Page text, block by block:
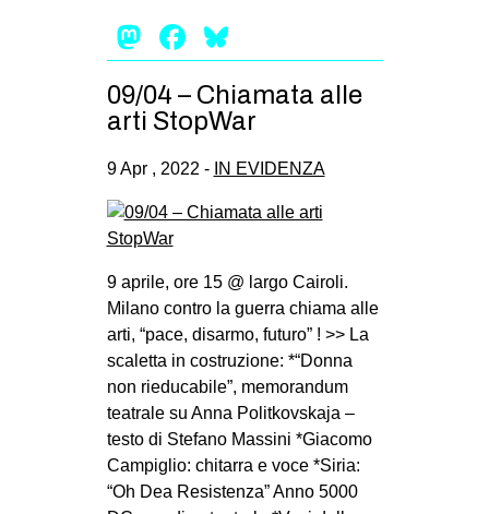
Mastodon
Facebook
09/04 – Chiamata alle
arti StopWar
9 Apr , 2022 - IN EVIDENZA
9 aprile, ore 15 @ largo Cairoli.
Milano contro la guerra chiama alle
arti, “pace, disarmo, futuro” ! >> La
scaletta in costruzione: *“Donna
non rieducabile”, memorandum
teatrale su Anna Politkovskaja –
testo di Stefano Massini *Giacomo
Campiglio: chitarra e voce *Siria:
“Oh Dea Resistenza” Anno 5000